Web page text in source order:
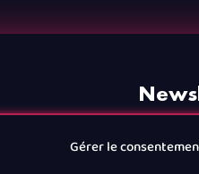
Gérer le